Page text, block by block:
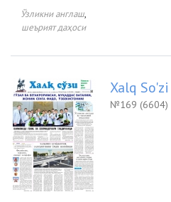
Ўзликни англаш,
шеърият даҳоси
Xalq So'zi
№169 (6604)